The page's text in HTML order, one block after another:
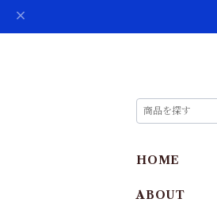
HOME
ABOUT